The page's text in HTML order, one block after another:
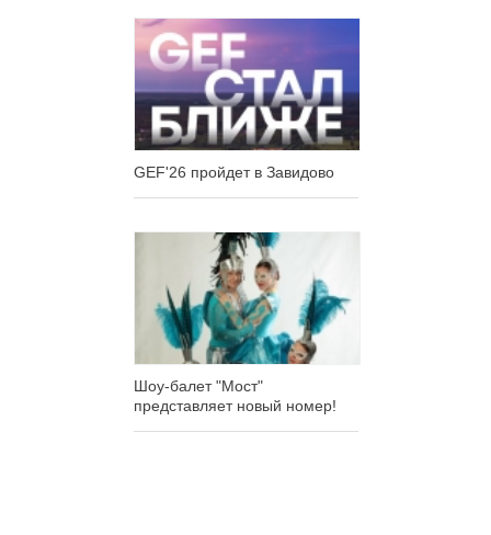
GEF'26 пройдет в Завидово
Шоу-балет "Мост"
представляет новый номер!